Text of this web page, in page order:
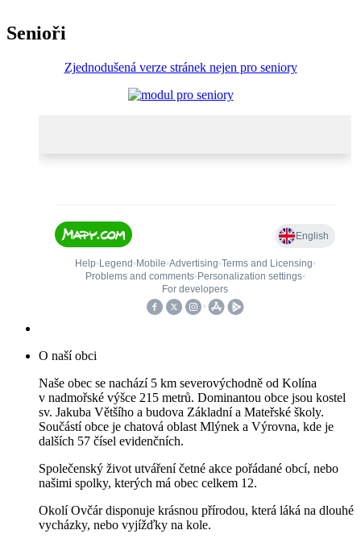
Senioři
Zjednodušená verze stránek nejen pro seniory
O naší obci
Naše obec se nachází 5 km severovýchodně od Kolína
v nadmořské výšce 215 metrů. Dominantou obce jsou kostel
sv. Jakuba Většího a budova Základní a Mateřské školy.
Součástí obce je chatová oblast Mlýnek a Výrovna, kde je
dalších 57 čísel evidenčních.
Společenský život utváření četné akce pořádané obcí, nebo
našimi spolky, kterých má obec celkem 12.
Okolí Ovčár disponuje krásnou přírodou, která láká na dlouhé
vycházky, nebo vyjížďky na kole.